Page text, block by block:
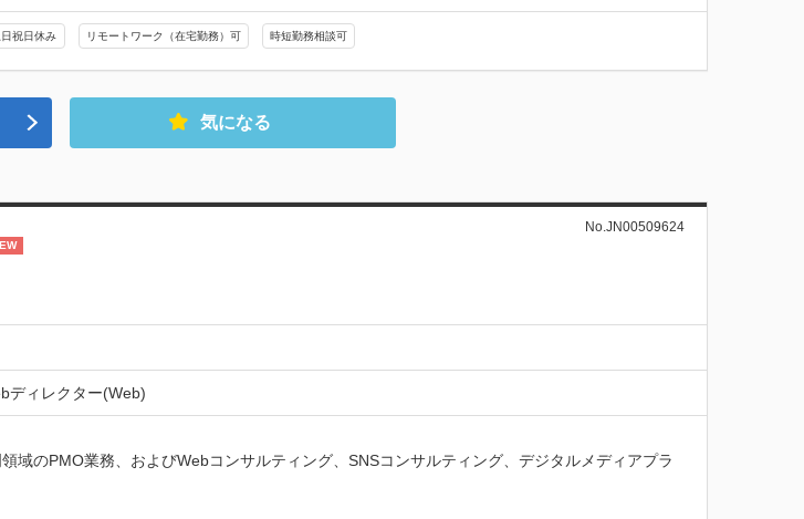
祝日休み リモートワーク（在宅勤務）可 時短勤務相談可
気になる
No.JN00509624
ディレクター(Web)
域のPMO業務、およびWebコンサルティング、​SNSコンサルティング、デジタルメディアプラ